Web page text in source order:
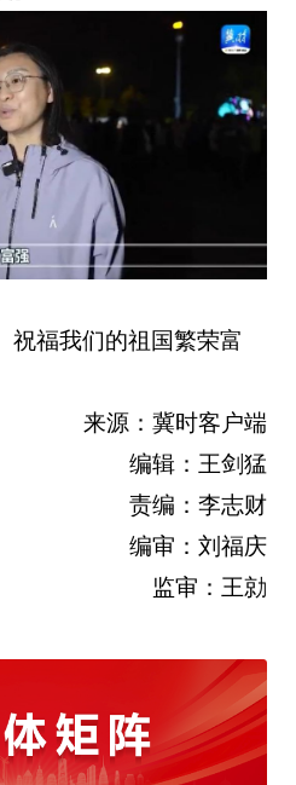
祝福我们的祖国繁荣富
来源：冀时客户端
编辑：王剑猛
责编：李志财
编审：刘福庆
监审：王勍